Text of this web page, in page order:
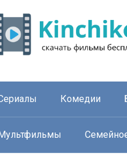
Комедии